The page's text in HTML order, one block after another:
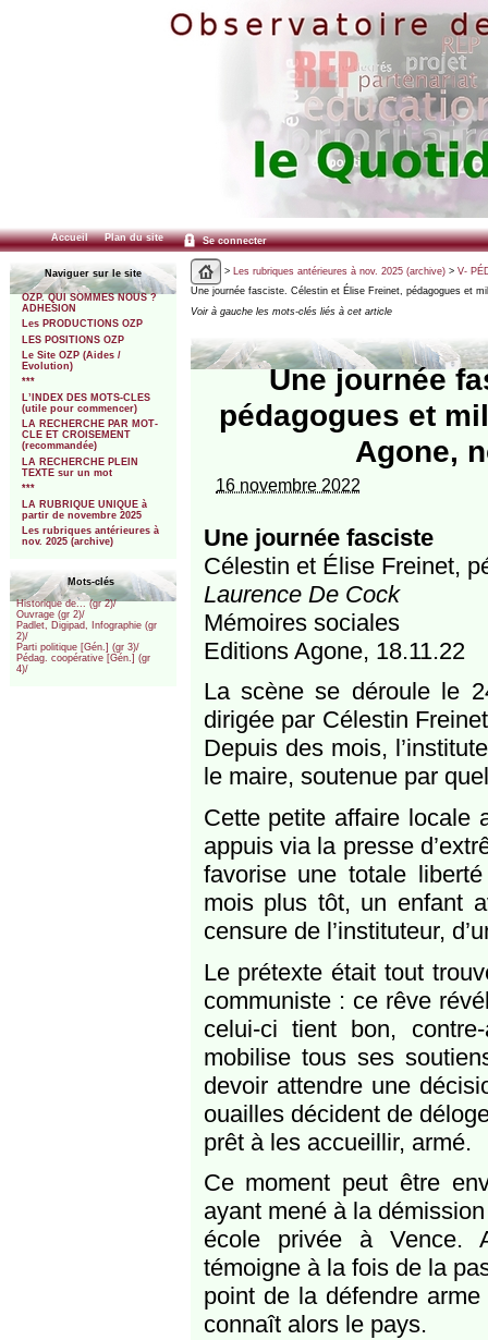
Accueil Plan du site Se connecter
Naviguer sur le site
OZP. QUI SOMMES NOUS ?
ADHESION
Les PRODUCTIONS OZP
LES POSITIONS OZP
Le Site OZP (Aides /
Evolution)
***
L’INDEX DES MOTS-CLES
(utile pour commencer)
LA RECHERCHE PAR MOT-
CLE ET CROISEMENT
(recommandée)
LA RECHERCHE PLEIN
TEXTE sur un mot
***
LA RUBRIQUE UNIQUE à
partir de novembre 2025
Les rubriques antérieures à
nov. 2025 (archive)
Mots-clés
Historique de... (gr 2)/
Ouvrage (gr 2)/
Padlet, Digipad, Infographie (gr
2)/
Parti politique [Gén.] (gr 3)/
Pédag. coopérative [Gén.] (gr
4)/
> Les rubriques antérieures à nov. 2025 (archive)> V-
Une journée fasciste. Célestin et Élise Freinet, pédagogues et
Voir à gauche les mots-clés liés à cet article
Une journée
pédagogues et
Agone,
16 novembre 2022
Une journée fasciste
Célestin et Élise Freinet,
Laurence De Cock
Mémoires sociales
Editions Agone, 18.11.22
La scène se déroule le
dirigée par Célestin
Depuis des mois,
le maire, soutenue par
Cette petite affaire locale
appuis via la presse
favorise une totale
mois plus tôt, un enfant
censure de l’instituteur,
Le prétexte était tout
communiste : ce rêve
celui-ci tient bon,
mobilise tous ses
devoir attendre une
ouailles décident de
prêt à les accueillir, armé.
Ce moment peut être
ayant mené à la
école privée à Vence.
témoigne à la fois de la
point de la défendre
connaît alors le pays.